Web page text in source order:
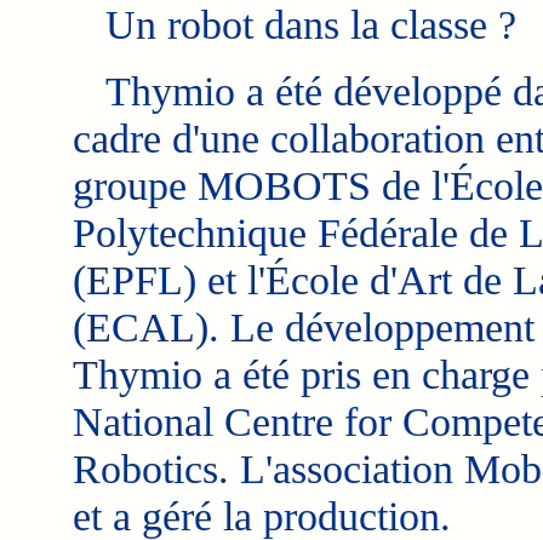
Un robot dans la classe ?
Thymio a été développé
cadre d'une collaboration
groupe MOBOTS de l'École
Polytechnique Fédérale de
(EPFL) et l'École d'Art de
(ECAL). Le développement
Thymio a été pris en
National Centre for
Robotics. L'association
et a géré la production.